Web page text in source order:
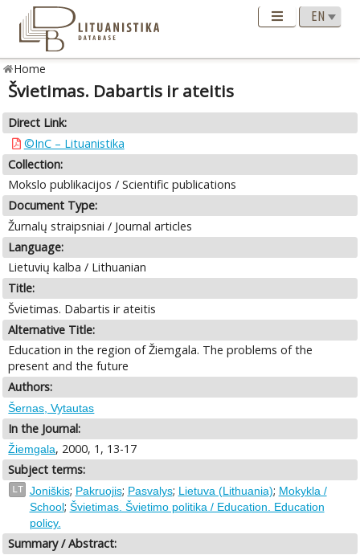
Home
Švietimas. Dabartis ir ateitis
Direct Link:
©InC – Lituanistika
Collection:
Mokslo publikacijos / Scientific publications
Document Type:
Žurnalų straipsniai / Journal articles
Language:
Lietuvių kalba / Lithuanian
Title:
Švietimas. Dabartis ir ateitis
Alternative Title:
Education in the region of Žiemgala. The problems of the
present and the future
Authors:
Šernas, Vytautas
In the Journal:
Žiemgala, 2000, 1, 13-17
Subject terms:
LT Joniškis; Pakruojis; Pasvalys; Lietuva (Lithuania); Mokykla /
School; Švietimas. Švietimo politika / Education. Education
policy.
Summary / Abstract: